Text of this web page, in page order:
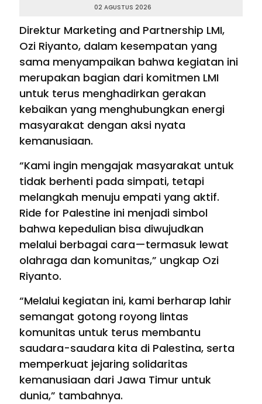
02 AGUSTUS 2026
Direktur Marketing and Partnership LMI,
Ozi Riyanto, dalam kesempatan yang
sama menyampaikan bahwa kegiatan ini
merupakan bagian dari komitmen LMI
untuk terus menghadirkan gerakan
kebaikan yang menghubungkan energi
masyarakat dengan aksi nyata
kemanusiaan.
“Kami ingin mengajak masyarakat untuk
tidak berhenti pada simpati, tetapi
melangkah menuju empati yang aktif.
Ride for Palestine ini menjadi simbol
bahwa kepedulian bisa diwujudkan
melalui berbagai cara—termasuk lewat
olahraga dan komunitas,” ungkap Ozi
Riyanto.
“Melalui kegiatan ini, kami berharap lahir
semangat gotong royong lintas
komunitas untuk terus membantu
saudara-saudara kita di Palestina, serta
memperkuat jejaring solidaritas
kemanusiaan dari Jawa Timur untuk
dunia,” tambahnya.